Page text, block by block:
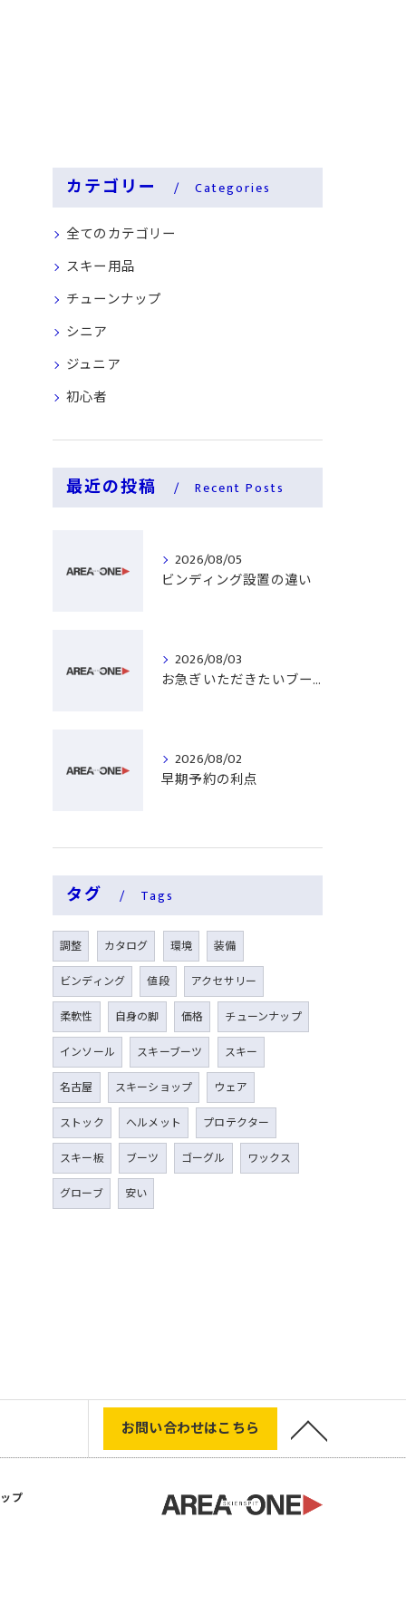
カテゴリー Categories
全てのカテゴリー
スキー用品
チューンナップ
シニア
ジュニア
初心者
最近の投稿 Recent Posts
2026/08/05
ビンディング設置の違い
2026/08/03
お急ぎいただきたいブーツ
2026/08/02
早期予約の利点
タグ Tags
調整 カタログ 環境
装備
ビンディング
値段
アクセサリー
柔軟性
自身の脚 価格
チューンナップ
インソール
スキーブーツ
スキー
名古屋
スキーショップ
ウェア
ストック
ヘルメット
プロテクター
スキー板
ブーツ ゴーグル
ワックス
グローブ
安い
お問い合わせはこちら
プ